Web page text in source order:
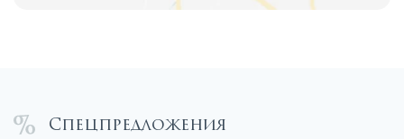
Спецпредложения